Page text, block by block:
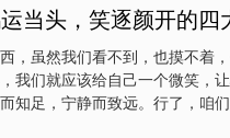
当头，笑逐颜开的四
，虽然我们看不到，也摸不着
我们就应该给自己一个微笑，
知足，宁静而致远。行了，咱
，会鸿运当头，笑逐颜开了。